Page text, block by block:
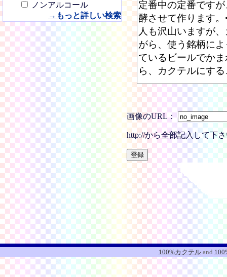
ノンアルコール
→もっと詳しい検索
画像のURL：
http://から全部記入して下
100%カクテルand